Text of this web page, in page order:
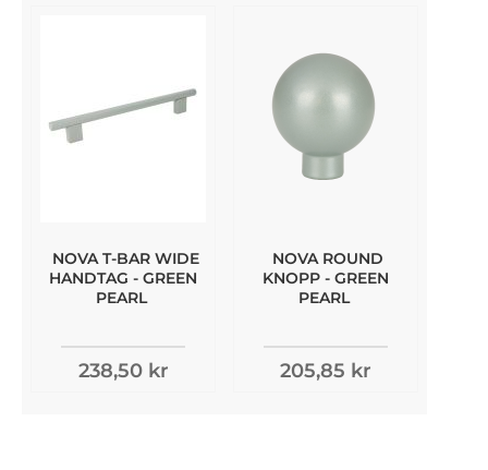
NOVA T-BAR WIDE
HANDTAG - GREEN
PEARL
238,50 kr
NOVA ROUND
KNOPP - GREEN
PEARL
205,85 kr